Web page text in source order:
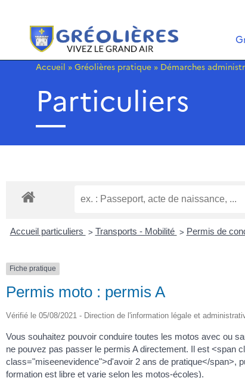
Accueil » Gréolières pratique » Démarches
Particuliers
Accueil particuliers > Transports - Mobilité > Permis de
Fiche pratique
Permis moto : permis A
Vérifié le 05/08/2021 - Direction de l'information légale et
Vous souhaitez pouvoir conduire toutes les motos avec ou
ne pouvez pas passer le permis A directement. Il est <span
class="miseenevidence">d'avoir 2 ans de pratique</span>,
formation est libre et varie selon les motos-écoles).